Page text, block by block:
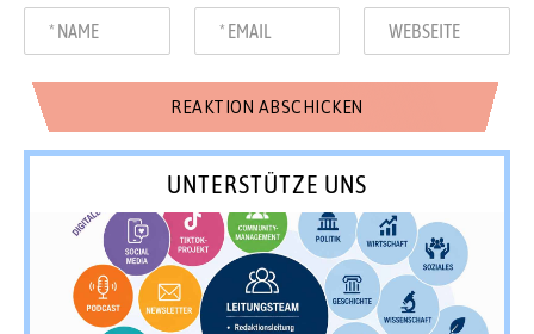
UNTERSTÜTZE UNS